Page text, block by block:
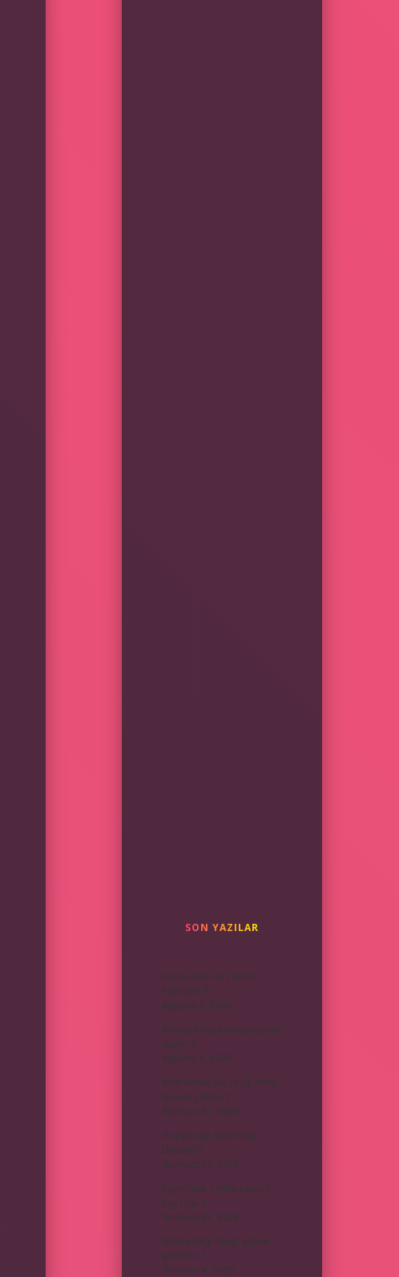
SON YAZILAR
Ayrılık acısı ne zaman
hafifletilir ?
Ağustos 5, 2026
Arabaya kaç kere pasta cila
yapılır ?
Ağustos 4, 2026
Altın kahve saç rengi hangi
tenlere yakışır ?
Temmuz 30, 2026
Rüyada ayı saldırması
Diyanet ?
Temmuz 27, 2026
Ergenlikte 1 yılda kaç cm
boy uzar ?
Temmuz 25, 2026
Göbek bağı hangi ağaca
gömülür ?
Temmuz 4, 2026